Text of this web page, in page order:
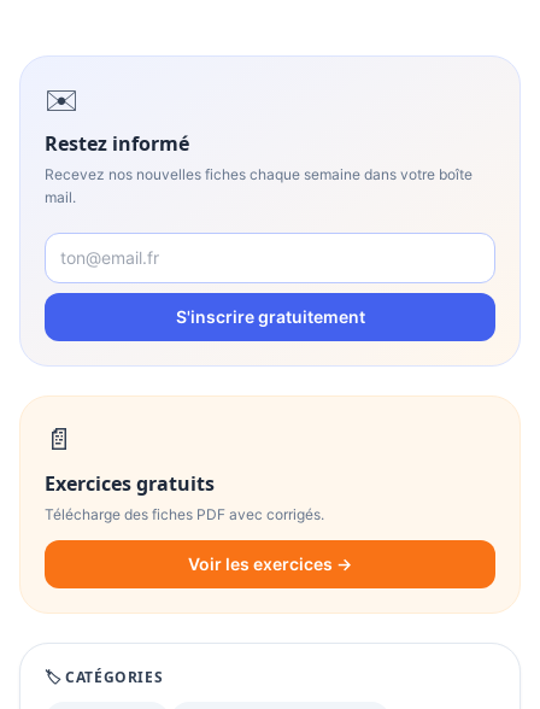
✉️
Restez informé
Recevez nos nouvelles fiches chaque semaine dans votre boîte
mail.
S'inscrire gratuitement
📄
Exercices gratuits
Télécharge des fiches PDF avec corrigés.
Voir les exercices →
🏷️ CATÉGORIES